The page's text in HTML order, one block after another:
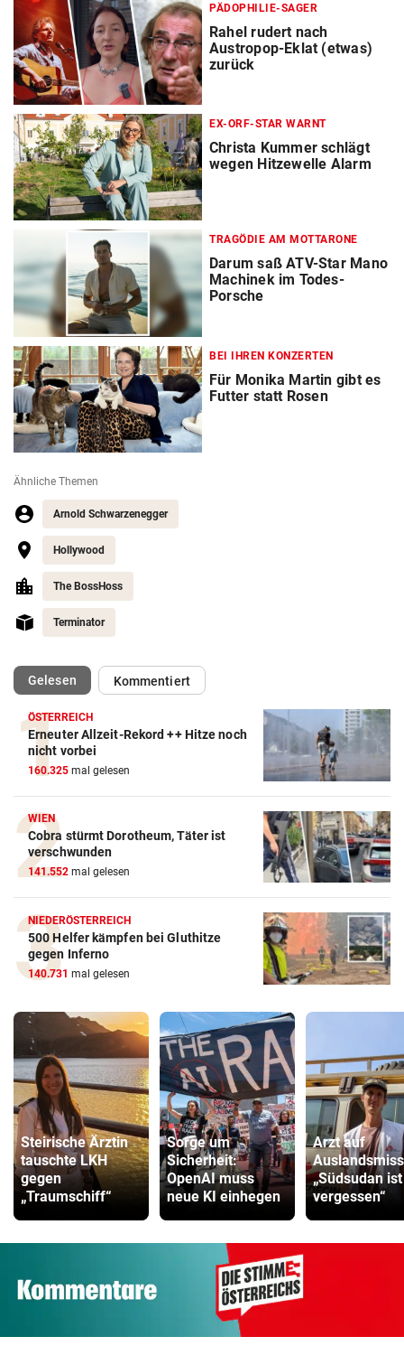
PÄDOPHILIE-SAGER
Rahel rudert nach
Austropop-Eklat (etwas)
zurück
EX-ORF-STAR WARNT
Christa Kummer schlägt
wegen Hitzewelle Alarm
TRAGÖDIE AM MOTTARONE
Darum saß ATV-Star Mano
Machinek im Todes-
Porsche
BEI IHREN KONZERTEN
Für Monika Martin gibt es
Futter statt Rosen
Ähnliche Themen
Arnold Schwarzenegger
Hollywood
The BossHoss
Terminator
Gelesen(ausgewählt)Kommentiert
ÖSTERREICH
Erneuter Allzeit-Rekord ++ Hitze noch
nicht vorbei
160.325 mal gelesen
WIEN
Cobra stürmt Dorotheum, Täter ist
verschwunden
141.552 mal gelesen
NIEDERÖSTERREICH
500 Helfer kämpfen bei Gluthitze
gegen Inferno
140.731 mal gelesen
Steirische Ärztin
tauschte LKH
gegen
„Traumschiff“
Sorge um
Sicherheit:
OpenAI muss
neue KI einhegen
Arzt auf
„Südsudan ist
vergessen“